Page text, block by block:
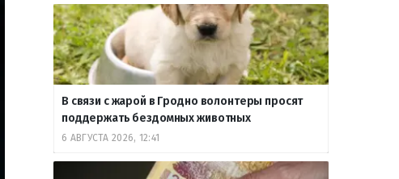
В связи с жарой в Гродно волонтеры просят
поддержать бездомных животных
6 АВГУСТА 2026, 12:41